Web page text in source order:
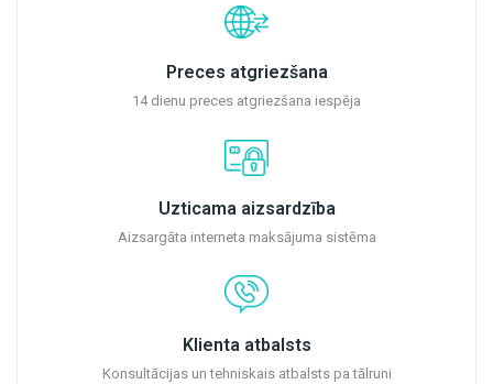
Preces atgriezšana
14 dienu preces atgriezšana iespēja
Uzticama aizsardzība
Aizsargāta interneta maksājuma sistēma
Klienta atbalsts
Konsultācijas un tehniskais atbalsts pa tālruni